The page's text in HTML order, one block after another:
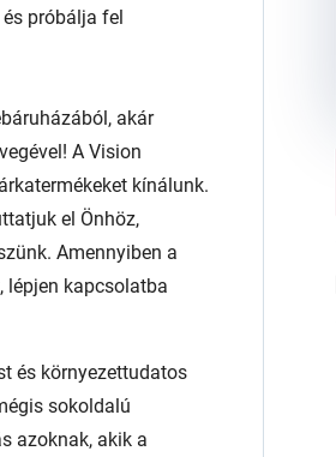
próbálja fel
akár
A Vision
kínálunk.
el Önhöz,
Amennyiben a
lépjen kapcsolatba
és környezettudatos
sokoldalú
azoknak, akik a